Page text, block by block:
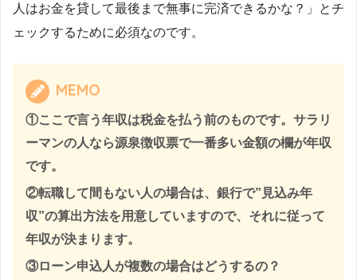
人はお金を貸して最後まで無事に完済できるかな？」とチ
ェックするために必須なのです。
MEMO
①ここで言う年収は税金を払う前のものです。サラリ
ーマンの人なら源泉徴収票で一番多い金額の欄が年収
です。
②転職して間もない人の場合は、銀行で”見込み年
収”の算出方法を用意していますので、それに従って
年収が決まります。
③ローン申込人が複数の場合はどうするの？